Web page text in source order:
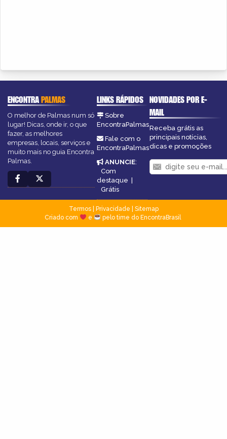
ENCONTRAPALMAS
O melhor de Palmas num só
lugar! Dicas, onde ir, o que
fazer, as melhores
empresas, locais, serviços e
muito mais no guia Encontra
Palmas.
LINKS RÁPIDOS
Sobre
EncontraPalmas
Fale com o
EncontraPalmas
ANUNCIE:
Com
destaque |
Grátis
NOVIDADES POR E-
MAIL
Receba grátis as
principais notícias,
dicas e promoções
Termos| Privacidade
Sitemap
Criado com
e pelo time do EncontraBrasil